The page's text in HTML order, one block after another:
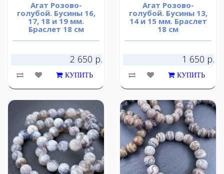
Агат Розово-
голубой. Бусины 16,
17, 18 и 19 мм.
Браслет 18 см
2 650 р.
КУПИТЬ
Агат Розово-
голубой. Бусины 13,
14 и 15 мм. Браслет
18 см
1 650 р.
КУПИТЬ